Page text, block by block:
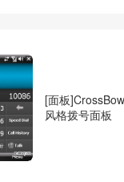
[面板
风格拨号面板